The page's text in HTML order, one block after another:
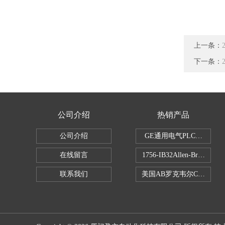
上一条：
下一条：
公司介绍
公司介绍
在线留言
联系我们
热销产品
GE通用电气PLC控制器
1756-IB32Allen-
美国AB罗克韦尔CPU处理器